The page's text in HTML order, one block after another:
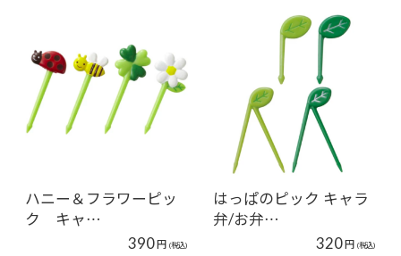
ハニー＆フラワーピッ
ク キャ…
390円 (税込)
はっぱのピック キャラ
弁/お弁…
320円 (税込)